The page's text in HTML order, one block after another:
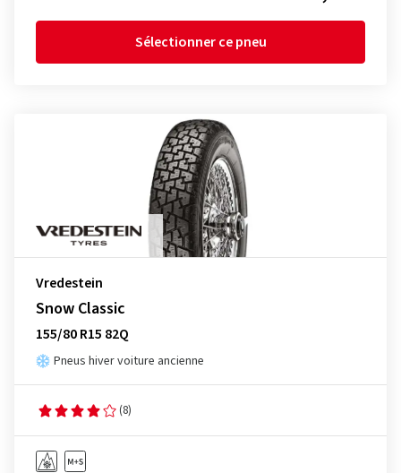
Sélectionner ce pneu
Vredestein
Snow Classic
155/80 R15 82Q
Pneus hiver voiture ancienne
(8)